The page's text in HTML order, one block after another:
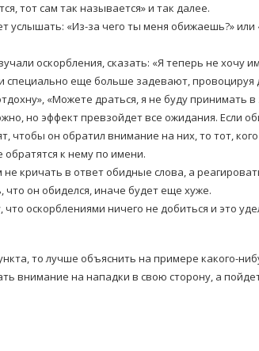
тот сам так называется» и так далее.
«Из-за чего ты меня обижаешь?» или
оскорбления, сказать: «Я теперь не хочу
специально еще больше задевают, провоцируя
«Можете драться, я не буду принимать в
но эффект превзойдет все ожидания. Если
чтобы он обратил внимание на них, то тот,
к нему по имени.
кричать в ответ обидные слова, а
он обиделся, иначе будет еще хуже.
оскорблениями ничего не добиться и это
то лучше объяснить на примере какого-
внимание на нападки в свою сторону, а